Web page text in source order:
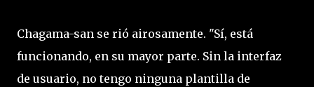
Chagama-san se rió airosamente. "Sí, está
funcionando, en su mayor parte. Sin la interfaz
de usuario, no tengo ninguna plantilla de